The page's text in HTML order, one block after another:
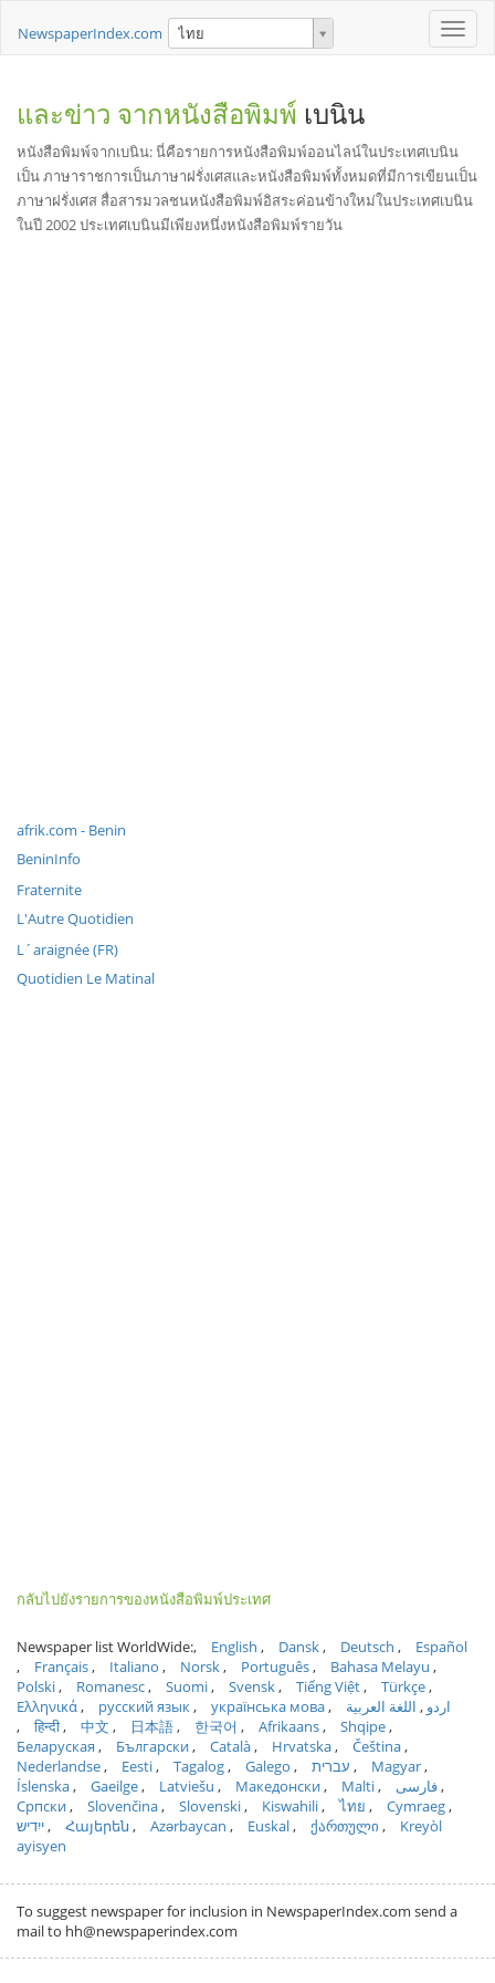
Toggle
NewspaperIndex.com ไทย
และข่าว จากหนังสือพิมพ์ เบนิน
หนังสือพิมพ์จากเบนิน: นี่คือรายการหนังสือพิมพ์ออนไลน์ในประเทศเบนิน
เป็น ภาษาราชการเป็นภาษาฝรั่งเศสและหนังสือพิมพ์ทั้งหมดที่มีการเขียนเป็น
ภาษาฝรั่งเศส สื่อสารมวลชนหนังสือพิมพ์อิสระค่อนข้างใหม่ในประเทศเบนิน
ในปี 2002 ประเทศเบนินมีเพียงหนึ่งหนังสือพิมพ์รายวัน
afrik.com - Benin
BeninInfo
Fraternite
L'Autre Quotidien
L´araignée (FR)
Quotidien Le Matinal
กลับไปยังรายการของหนังสือพิมพ์ประเทศ
Newspaper list WorldWide: English Dansk Deutsch
Español
Français
Italiano Norsk Português
Bahasa Melayu
Polski
Romanesc Suomi Svensk Tiếng Việt
Türkçe
Ελληνικά
русский язык українська мова اردو
اللغة العربية
हिन्दी
中文 日本語 한국어 Afrikaans
Shqipe
Беларуская
Български Català Hrvatska
Čeština
Nederlandse
Eesti Tagalog Galego עברית
Magyar
Íslenska
Gaeilge Latviešu Македонски Malti
فارسی
Српски
Slovenčina Slovenski Kiswahili ไทย
Cymraeg
ייִדיש
Հայերեն Azərbaycan Euskal ქართული
Kreyòl
ayisyen
To suggest newspaper for inclusion in NewspaperIndex.com send a
mail to hh@newspaperindex.com